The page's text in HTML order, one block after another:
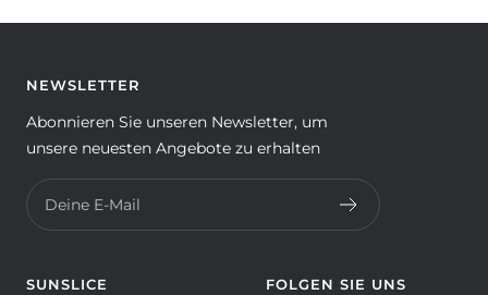
NEWSLETTER
Abonnieren Sie unseren Newsletter, um
unsere neuesten Angebote zu erhalten
Deine E-Mail
SUNSLICE FOLGEN SIE UNS